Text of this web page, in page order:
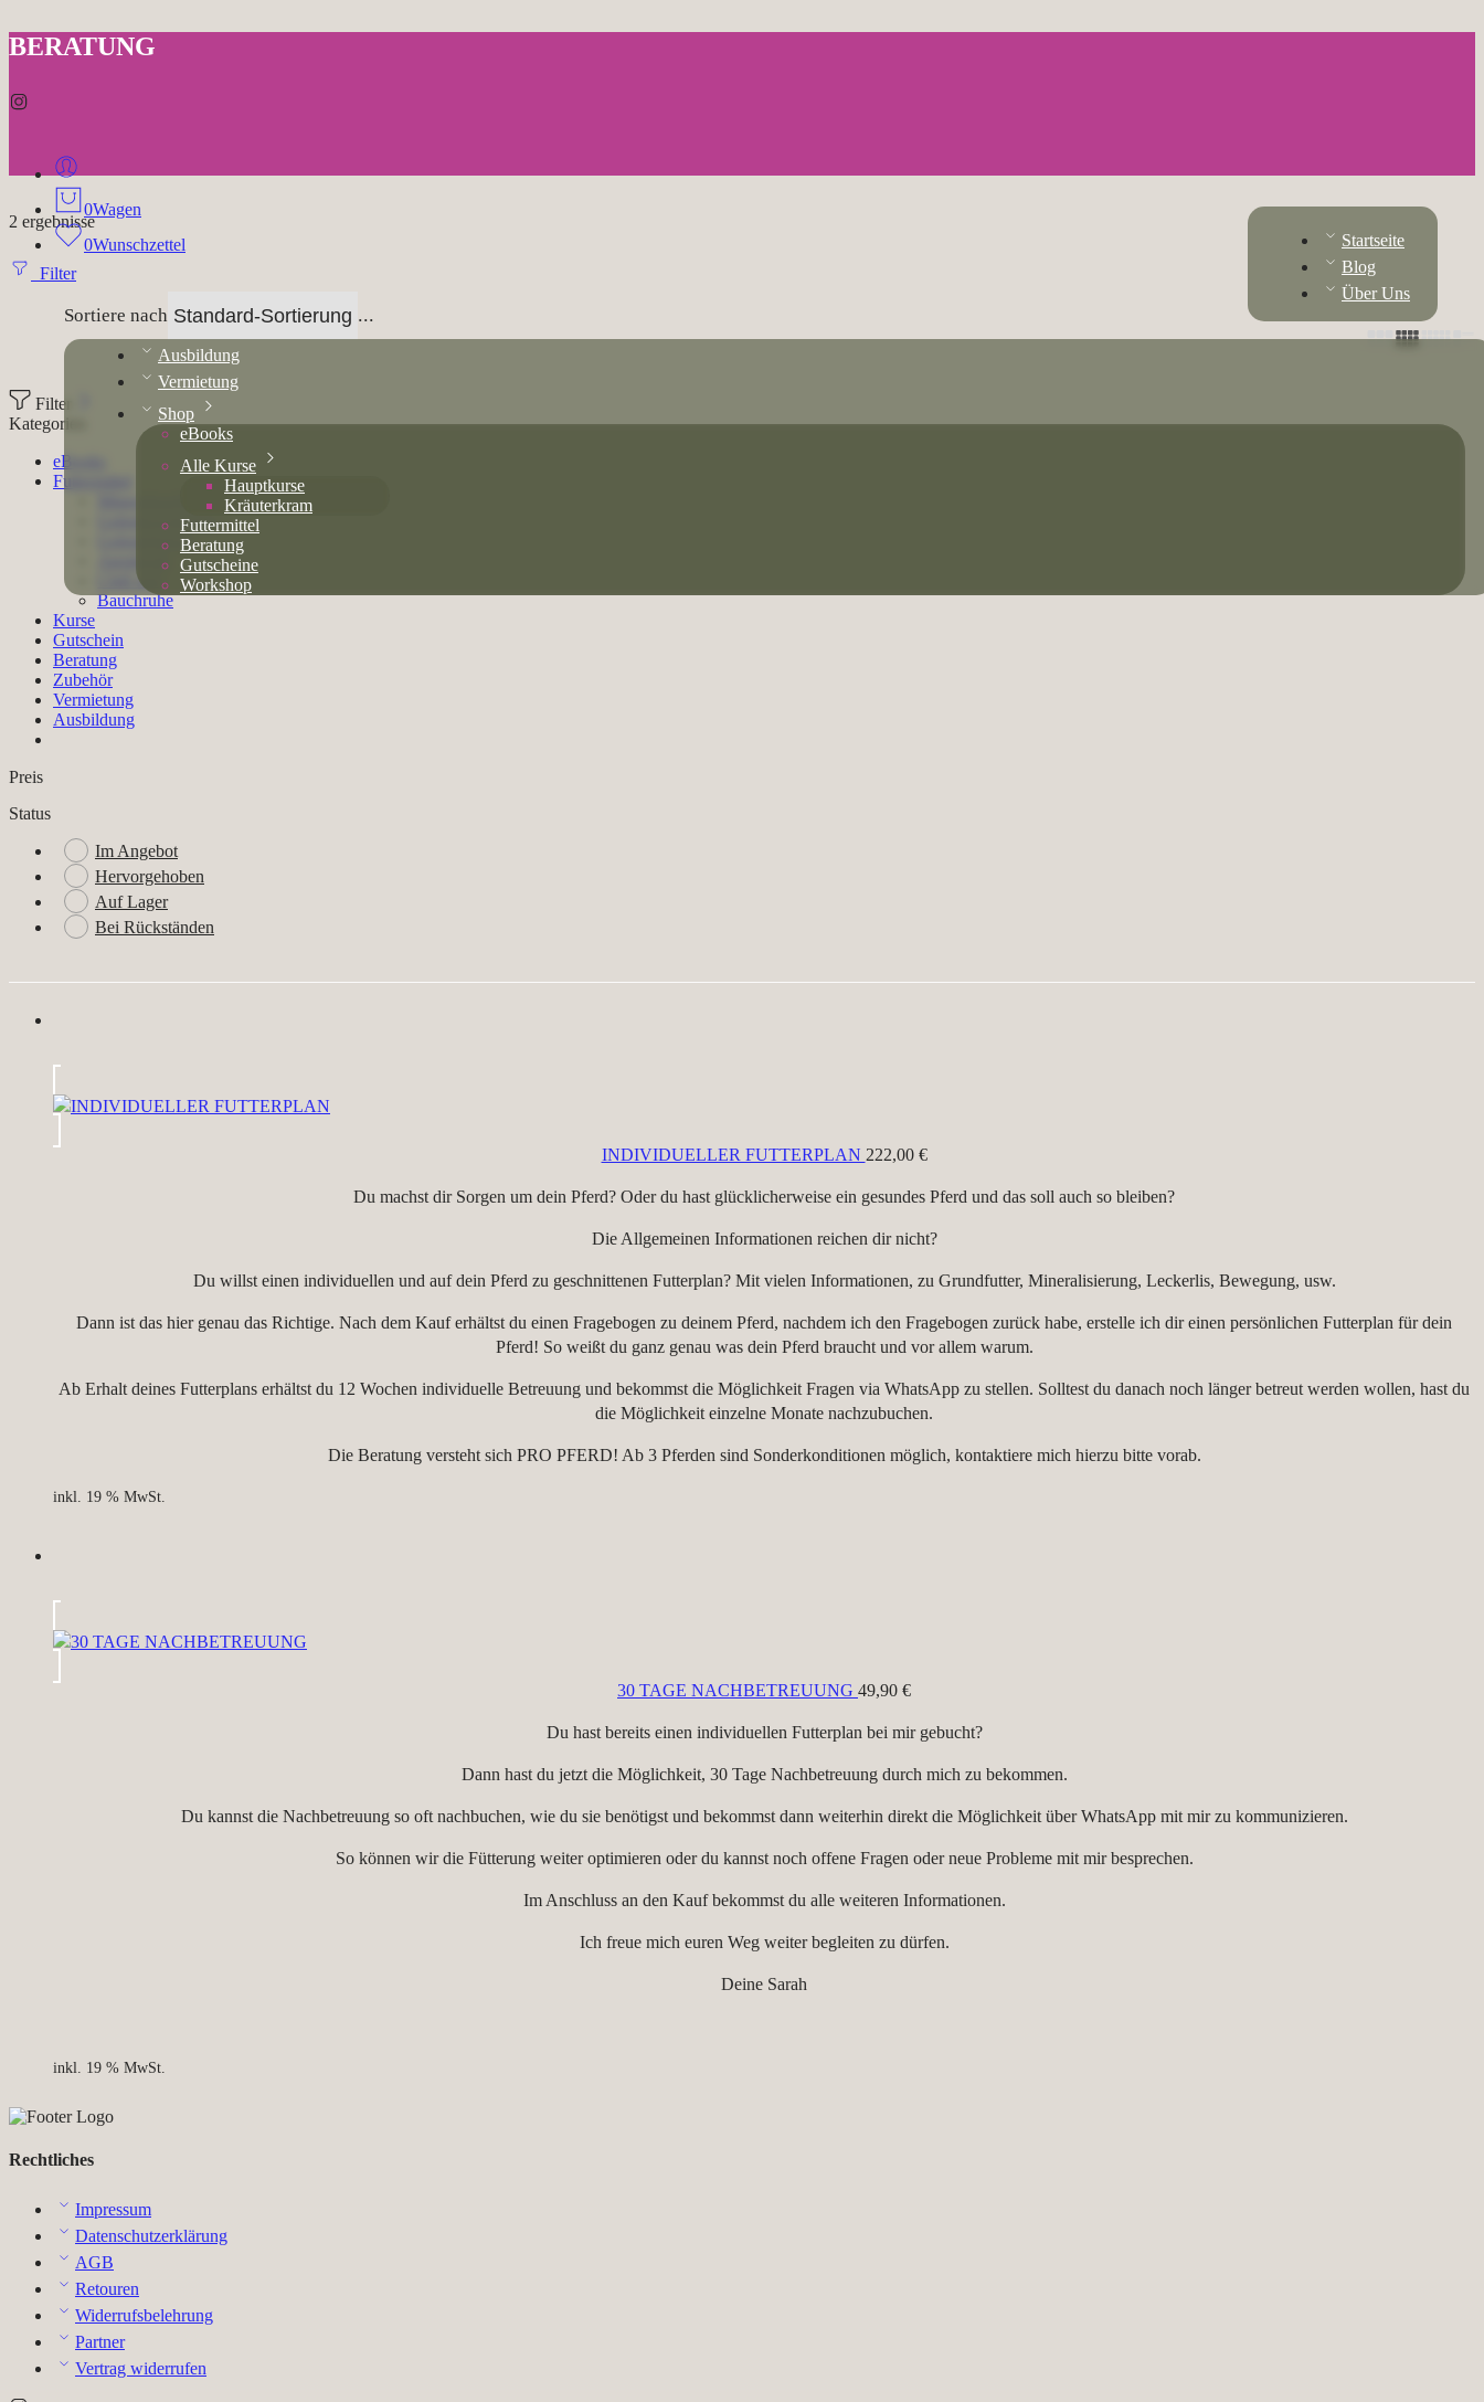
0Wagen
0Wunschzettel
Startseite
Blog
Über Uns
Ausbildung
Vermietung
Shop
eBooks
Alle Kurse
Hauptkurse
Kräuterkram
Futtermittel
Beratung
Gutscheine
Workshop
BERATUNG
2 ergebnisse
Filter
Sortiere nach ...
Filter
Kategorien
eBooks
Futtermittel
Gelenkeschmiere
Gelenkflutsch
Atemkraft
Chill mal
Bauchruhe
Kurse
Gutschein
Beratung
Zubehör
Vermietung
Ausbildung
Preis
Status
Im Angebot
Hervorgehoben
Auf Lager
Bei Rückständen
INDIVIDUELLER FUTTERPLAN 222,00 €
Du machst dir Sorgen um dein Pferd? Oder du hast glücklicherweise ein gesundes Pferd und das soll auch so bleiben?
Die Allgemeinen Informationen reichen dir nicht?
Du willst einen individuellen und auf dein Pferd zu geschnittenen Futterplan? Mit vielen Informationen, zu Grundfutter, Mineralisierung, Leckerlis, Bewegung, usw.
Dann ist das hier genau das Richtige. Nach dem Kauf erhältst du einen Fragebogen zu deinem Pferd, nachdem ich den Fragebogen zurück habe, erstelle ich dir einen persönlichen Futterplan für dein
Pferd! So weißt du ganz genau was dein Pferd braucht und vor allem warum.
Ab Erhalt deines Futterplans erhältst du 12 Wochen individuelle Betreuung und bekommst die Möglichkeit Fragen via WhatsApp zu stellen. Solltest du danach noch länger betreut werden wollen, hast du
die Möglichkeit einzelne Monate nachzubuchen.
Die Beratung versteht sich PRO PFERD! Ab 3 Pferden sind Sonderkonditionen möglich, kontaktiere mich hierzu bitte vorab.
inkl. 19 % MwSt.
30 TAGE NACHBETREUUNG 49,90 €
Du hast bereits einen individuellen Futterplan bei mir gebucht?
Dann hast du jetzt die Möglichkeit, 30 Tage Nachbetreuung durch mich zu bekommen.
Du kannst die Nachbetreuung so oft nachbuchen, wie du sie benötigst und bekommst dann weiterhin direkt die Möglichkeit über WhatsApp mit mir zu kommunizieren.
So können wir die Fütterung weiter optimieren oder du kannst noch offene Fragen oder neue Probleme mit mir besprechen.
Im Anschluss an den Kauf bekommst du alle weiteren Informationen.
Ich freue mich euren Weg weiter begleiten zu dürfen.
Deine Sarah
inkl. 19 % MwSt.
Rechtliches
Impressum
Datenschutzerklärung
AGB
Retouren
Widerrufsbelehrung
Partner
Vertrag widerrufen